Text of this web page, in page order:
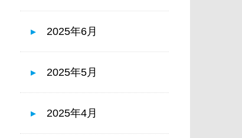
2025年6月
2025年5月
2025年4月